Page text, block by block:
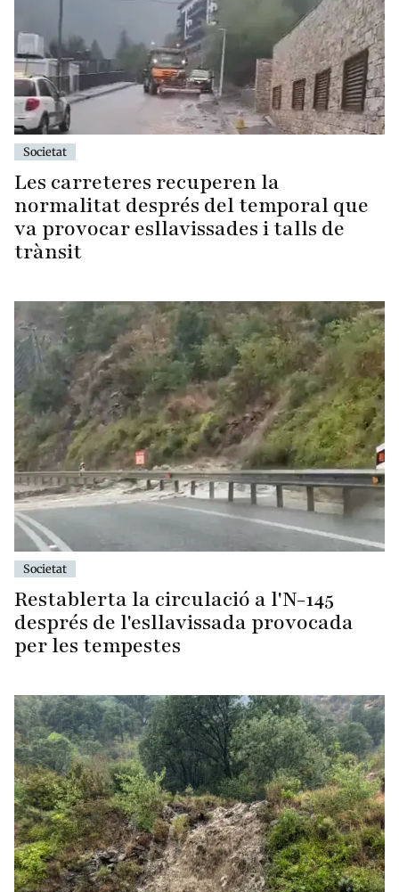
Societat
Les carreteres recuperen la
normalitat després del temporal que
va provocar esllavissades i talls de
trànsit
Societat
Restablerta la circulació a l'N-145
després de l'esllavissada provocada
per les tempestes